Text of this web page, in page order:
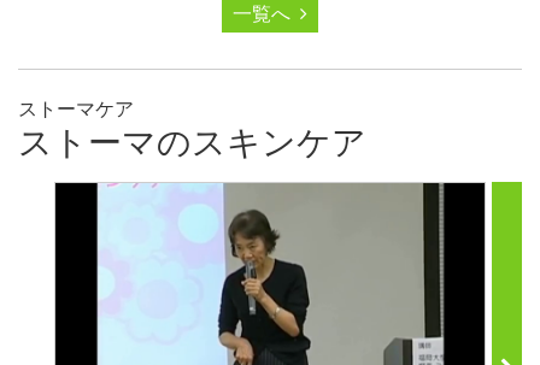
一覧へ
ストーマケア
ストーマのスキンケア